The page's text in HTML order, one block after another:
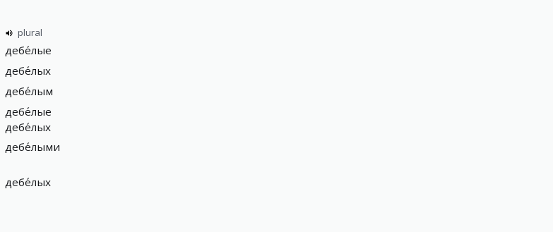
plural
дебе́лые
дебе́лых
дебе́лым
дебе́лые
дебе́лых
дебе́лыми
дебе́лых